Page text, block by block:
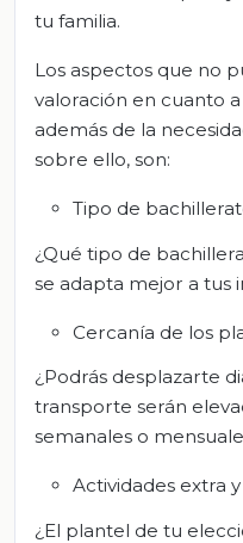
tu familia.
Los aspectos que no
valoración en cuanto
además de la
sobre ello, son:
Tipo de
¿Qué tipo de
se adapta mejor a tus
Cercanía de los
¿Podrás desplazarte
transporte serán
semanales o
Actividades extra
¿El plantel de tu